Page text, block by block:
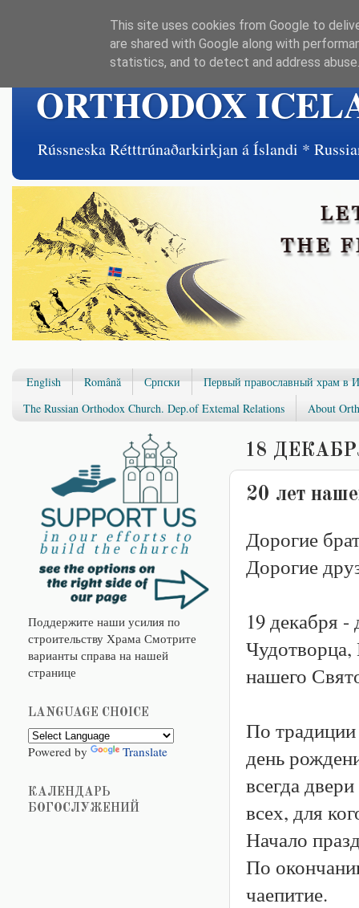
ORTHODOX
Rússneska Rétttrúnaðarkirkjan á Íslandi *
English Română Српски
Первый православный храм в
The Russian Orthodox Church. Dep.of Extemal Relations
About
18
20 лет
Дорогие
Дорогие
19 декабря
нашего
По
день
всегда
всех, для
Начало
По
чаепитие.
Поддержите наши усилия по
строительству Храма Смотрите
варианты справа на нашей
странице
LANGUAGE CHOICE
Powered by Translate
КАЛЕНДАРЬ
БОГОСЛУЖЕНИЙ
This site uses cookies from Google to
are shared with Google along with
statistics, and to detect and address abuse.